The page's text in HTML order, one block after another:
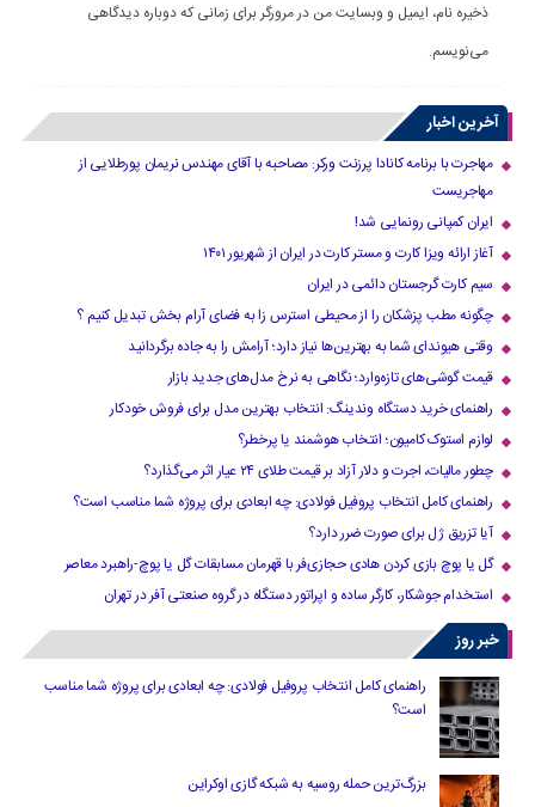
ذخیره نام، ایمیل و وبسایت من در مرورگر برای زمانی که دوباره دیدگاهی
می‌نویسم.
آخرین اخبار
مهاجرت با برنامه کانادا پرزنت ورکر: مصاحبه با آقای مهندس نریمان پورطلایی از
مهاجریست
ایران کمپانی رونمایی شد!
آغاز ارائه ویزا کارت و مستر کارت در ایران از شهریور ۱۴۰۱
سیم کارت گرجستان دائمی در ایران
چگونه مطب پزشکان را از محیطی استرس زا به فضای آرام بخش تبدیل کنیم ؟
وقتی هیوندای شما به بهترین‌ها نیاز دارد؛ آرامش را به جاده برگردانید
قیمت گوشی‌های تازه‌وارد؛ نگاهی به نرخ مدل‌های جدید بازار
راهنمای خرید دستگاه وندینگ: انتخاب بهترین مدل برای فروش خودکار
لوازم استوک کامیون؛ انتخاب هوشمند یا پرخطر؟
چطور مالیات، اجرت و دلار آزاد بر قیمت طلای ۲۴ عیار اثر می‌گذارد؟
راهنمای کامل انتخاب پروفیل فولادی: چه ابعادی برای پروژه شما مناسب است؟
آیا تزریق ژل برای صورت ضرر دارد​؟
گل یا پوچ بازی کردن هادی حجازی‌فر با قهرمان مسابقات گل یا پوچ-راهبرد معاصر
استخدام جوشکار، کارگر ساده و اپراتور دستگاه در گروه صنعتی آفر در تهران
خبر روز
راهنمای کامل انتخاب پروفیل فولادی: چه ابعادی برای پروژه شما مناسب
است؟
بزرگ‌ترین حمله روسیه به شبکه گازی اوکراین